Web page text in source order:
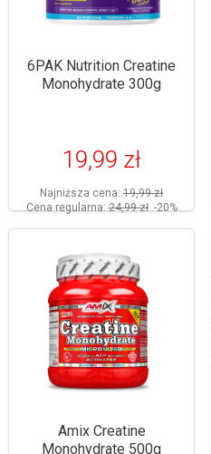
6PAK Nutrition Creatine
Monohydrate 300g
19,99 zł
Najniższa cena: 19,99 zł
Cena regularna:24,99 zł -20%
Amix Creatine
Monohydrate 500g